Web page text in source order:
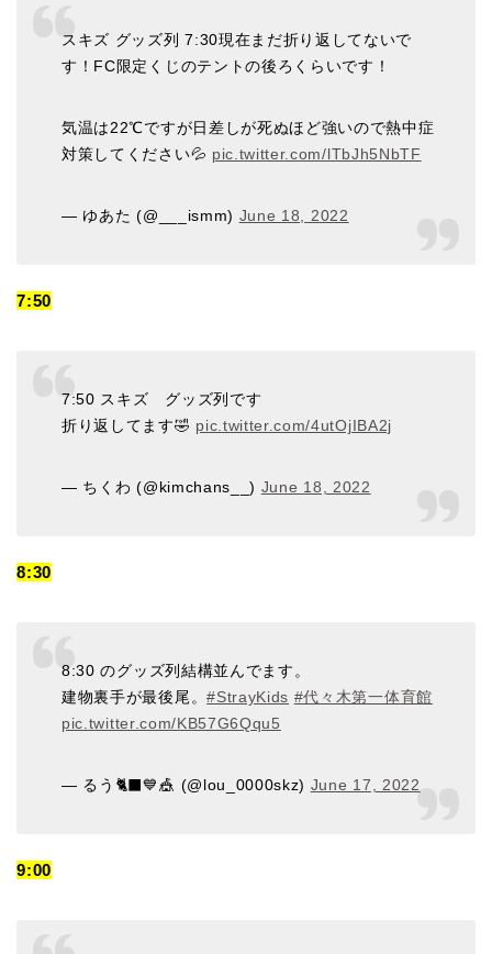
スキズ グッズ列 7:30現在まだ折り返してないで
す！FC限定くじのテントの後ろくらいです！
気温は22℃ですが日差しが死ぬほど強いので熱中症
対策してください💦 pic.twitter.com/lTbJh5NbTF
— ゆあた (@___ismm) June 18, 2022
7:50
7:50 スキズ グッズ列です
折り返してます🤣 pic.twitter.com/4utOjIBA2j
— ちくわ (@kimchans__) June 18, 2022
8:30
8:30 のグッズ列結構並んでます。
建物裏手が最後尾。#StrayKids #代々木第一体育館
pic.twitter.com/KB57G6Qqu5
— るう🐈‍⬛💙🎪 (@lou_0000skz) June 17, 2022
9:00